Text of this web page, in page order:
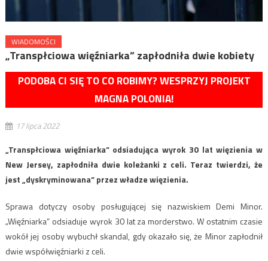
WIADOMOŚCI
„Transpłciowa więźniarka” zapłodniła dwie kobiety
PODOBA CI SIĘ TO CO ROBIMY? WESPRZYJ PROJEKT
MAGNA POLONIA!
17 lipca 2022
„Transpłciowa więźniarka” odsiadująca wyrok 30 lat więzienia w
New Jersey, zapłodniła dwie koleżanki z celi. Teraz twierdzi, że
jest „dyskryminowana” przez władze więzienia.
Sprawa dotyczy osoby posługującej się nazwiskiem Demi Minor.
„Więźniarka” odsiaduje wyrok 30 lat za morderstwo. W ostatnim czasie
wokół jej osoby wybuchł skandal, gdy okazało się, że Minor zapłodnił
dwie współwięźniarki z celi.